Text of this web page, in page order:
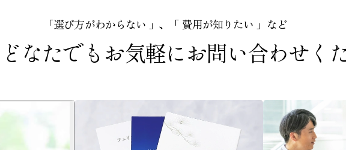
「選び方がわからない 」、「 費用が知りたい 」など
なたでもお気軽にお問い合わせく